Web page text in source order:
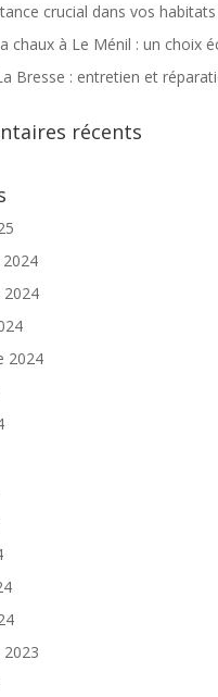
crucial dans vos habitats
chaux à Le Ménil : un choix
Bresse : entretien et
récents
2024